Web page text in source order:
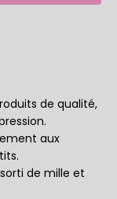
de qualité,
aux
de mille et